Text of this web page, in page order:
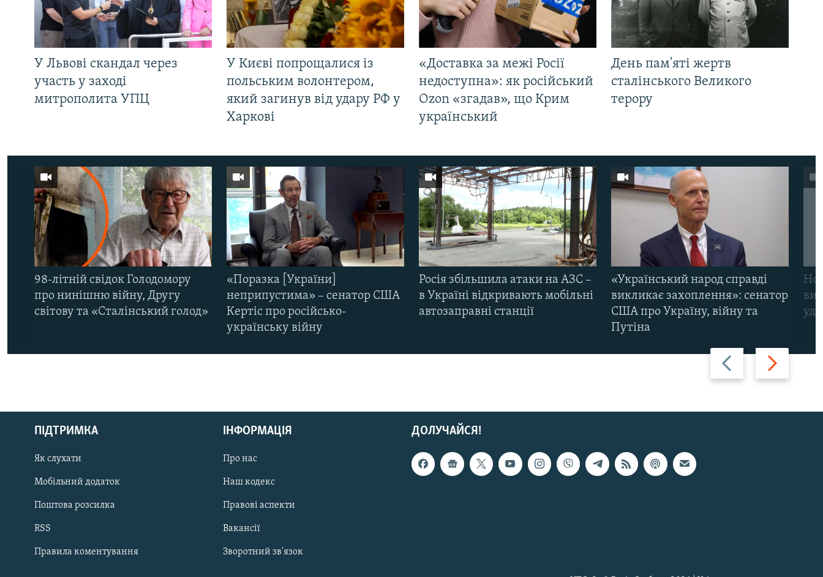
РУС
ДОЛУЧАЙСЯ!
У Львові скандал через
участь у заході
митрополита УПЦ
У Києві попрощалися із
польським волонтером,
який загинув від удару РФ у
Харкові
«Доставка за межі Росії
недоступна»: як російський
Ozon «згадав», що Крим
український
День пам'яті жертв
сталінського Великого
терору
Назад Вперед
98-літній свідок Голодомору
про нинішню війну, Другу
світову та «Сталінський голод»
«Поразка [України]
неприпустима» – сенатор США
Кертіс про російсько-
українську війну
Росія збільшила атаки на АЗС –
в Україні відкривають мобільні
автозаправні станції
«Український народ справді
викликає захоплення»: сенатор
США про Україну, війну та
Путіна
ДОЛУЧАЙСЯ!
ПІДТРИМКА
Як слухати
Мобільний додаток
Поштова розсилка
RSS
Правила коментування
ІНФОРМАЦІЯ
Про нас
Наш кодекс
Правові аспекти
Вакансії
Зворотний зв'язок